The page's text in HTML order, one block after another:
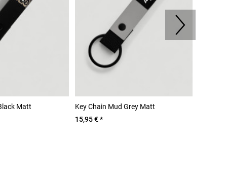
Matt
Key Chain Mud Grey Matt
15,95 € *